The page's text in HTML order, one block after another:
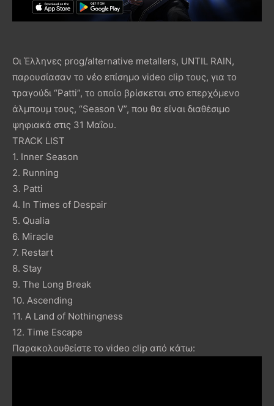
Οι Έλληνες prog/alternative metallers, UNTIL RAIN,
παρουσίασαν το νέο επίσημο video clip τους, για το
τραγούδι “Patti”, το οποίο βρίσκεται στο επερχόμενο
άλμπουμ τους, “Season V”, που θα είναι διαθέσιμο
ψηφιακά στις 31 Μαΐου.
TRACK LIST
1. Inner Season
2. Running
3. Patti
4. In Times of Despair
5. Qualia
6. Miracle
7. Restart
8. Stay
9. The Long Break
10. Ascending
11. A Land of Nothingness
12. Time Escape
Παρακολουθείστε το video clip από κάτω: